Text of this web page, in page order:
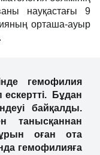
науқастағы 9
орташа-ауыр
гемофилия
ескертті. Бұдан
байқалды.
танысқаннан
оған ота
гемофилияға